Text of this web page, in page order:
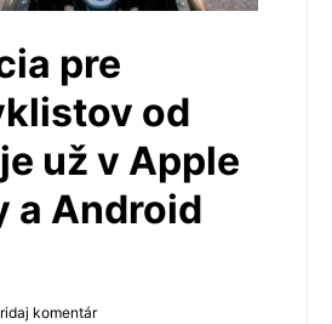
pre
od
už v Apple
a Android
komentár